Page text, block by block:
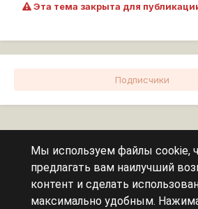
Эта тема закрыта для
Подписчики
Сейчас на странице
Мы используем файлы cookie,
предлагать вам наилучший
контент и сделать
максимально удобным.